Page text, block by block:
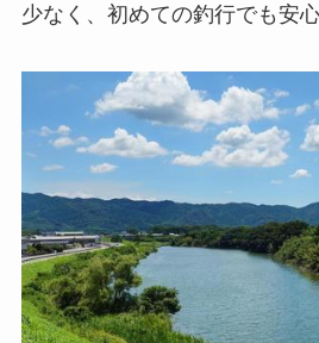
少なく、初めての釣行でも安心